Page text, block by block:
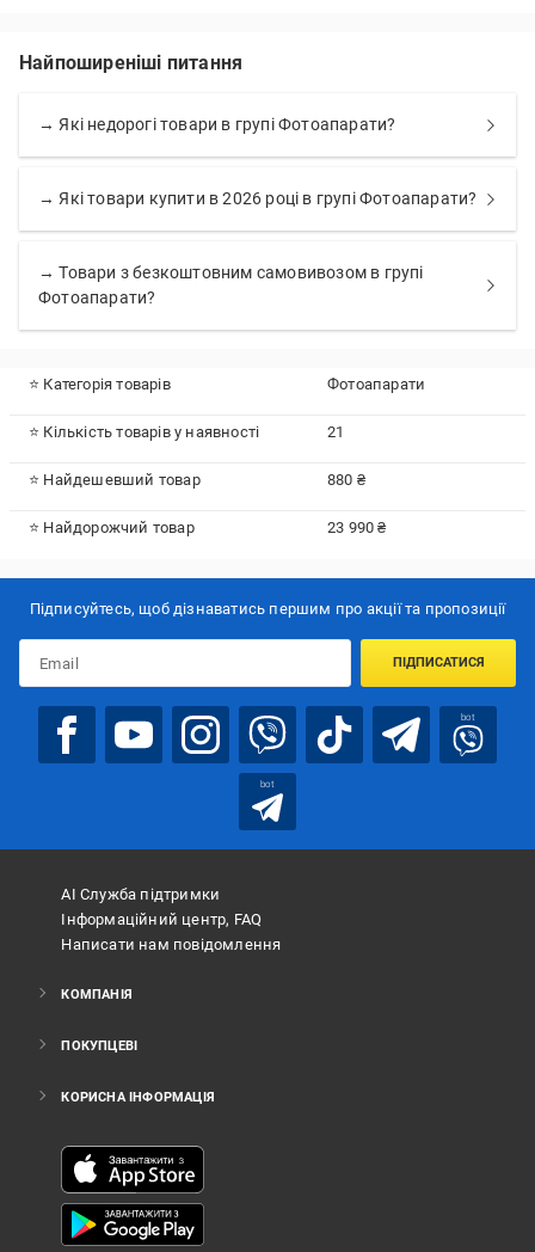
Найпоширеніші питання
→ Які недорогі товари в групі Фотоапарати?
→ Які товари купити в 2026 році в групі Фотоапарати?
→ Товари з безкоштовним самовивозом в групі
Фотоапарати?
⭐ Категорія товарів Фотоапарати
⭐ Кількість товарів у наявності 21
⭐ Найдешевший товар 880 ₴
⭐ Найдорожчий товар 23 990 ₴
Підписуйтесь, щоб дізнаватись першим про акції та пропозиції
ПІДПИСАТИСЯ
bot
bot
АІ Служба підтримки
Інформаційний центр, FAQ
Написати нам повідомлення
КОМПАНІЯ
ПОКУПЦЕВІ
КОРИСНА ІНФОРМАЦІЯ